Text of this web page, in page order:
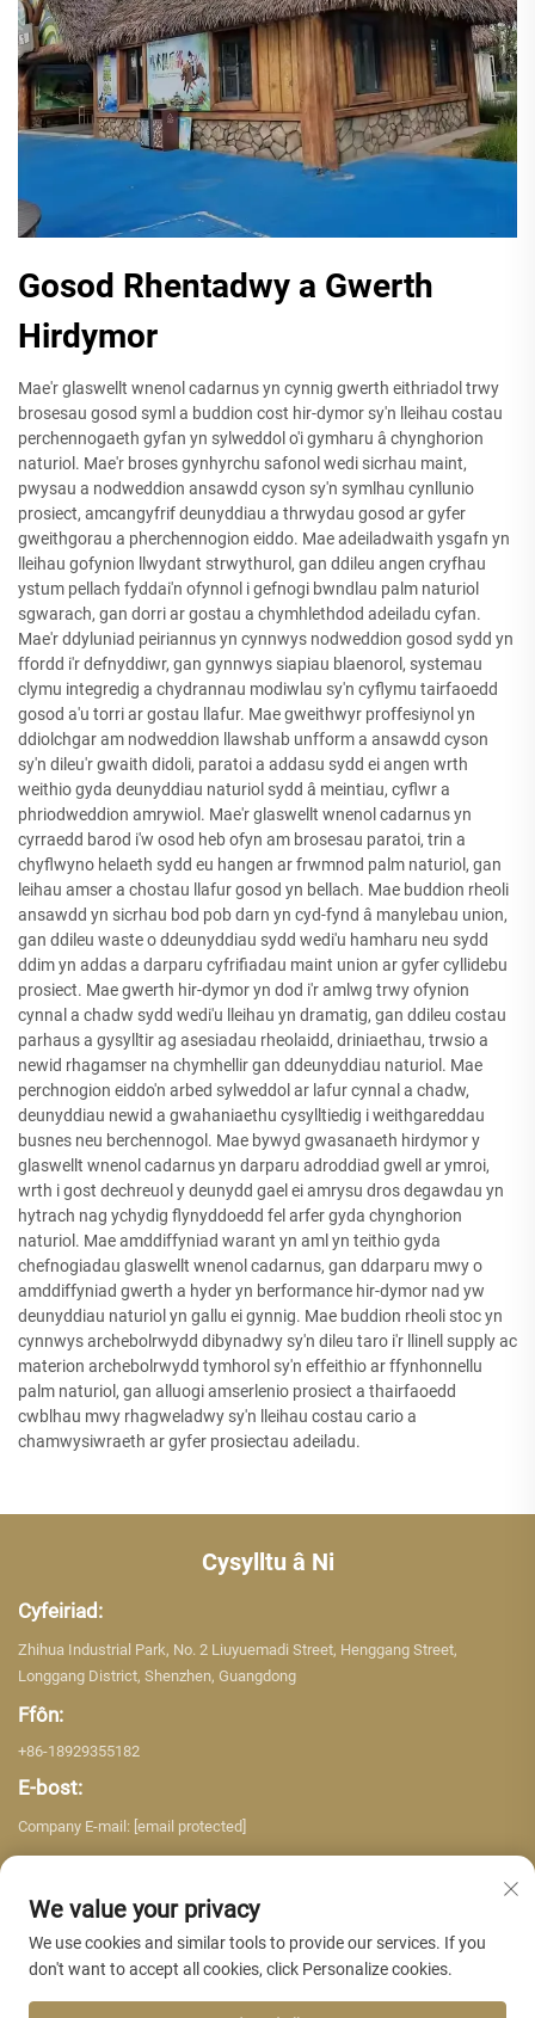
Gosod Rhentadwy a Gwerth
Hirdymor
Mae'r glaswellt wnenol cadarnus yn cynnig gwerth eithriadol trwy
brosesau gosod syml a buddion cost hir-dymor sy'n lleihau costau
perchennogaeth gyfan yn sylweddol o'i gymharu â chynghorion
naturiol. Mae'r broses gynhyrchu safonol wedi sicrhau maint,
pwysau a nodweddion ansawdd cyson sy'n symlhau cynllunio
prosiect, amcangyfrif deunyddiau a thrwydau gosod ar gyfer
gweithgorau a pherchennogion eiddo. Mae adeiladwaith ysgafn yn
lleihau gofynion llwydant strwythurol, gan ddileu angen cryfhau
ystum pellach fyddai'n ofynnol i gefnogi bwndlau palm naturiol
sgwarach, gan dorri ar gostau a chymhlethdod adeiladu cyfan.
Mae'r ddyluniad peiriannus yn cynnwys nodweddion gosod sydd yn
ffordd i'r defnyddiwr, gan gynnwys siapiau blaenorol, systemau
clymu integredig a chydrannau modiwlau sy'n cyflymu tairfaoedd
gosod a'u torri ar gostau llafur. Mae gweithwyr proffesiynol yn
ddiolchgar am nodweddion llawshab unfform a ansawdd cyson
sy'n dileu'r gwaith didoli, paratoi a addasu sydd ei angen wrth
weithio gyda deunyddiau naturiol sydd â meintiau, cyflwr a
phriodweddion amrywiol. Mae'r glaswellt wnenol cadarnus yn
cyrraedd barod i'w osod heb ofyn am brosesau paratoi, trin a
chyflwyno helaeth sydd eu hangen ar frwmnod palm naturiol, gan
leihau amser a chostau llafur gosod yn bellach. Mae buddion rheoli
ansawdd yn sicrhau bod pob darn yn cyd-fynd â manylebau union,
gan ddileu waste o ddeunyddiau sydd wedi'u hamharu neu sydd
ddim yn addas a darparu cyfrifiadau maint union ar gyfer cyllidebu
prosiect. Mae gwerth hir-dymor yn dod i'r amlwg trwy ofynion
cynnal a chadw sydd wedi'u lleihau yn dramatig, gan ddileu costau
parhaus a gysylltir ag asesiadau rheolaidd, driniaethau, trwsio a
newid rhagamser na chymhellir gan ddeunyddiau naturiol. Mae
perchnogion eiddo'n arbed sylweddol ar lafur cynnal a chadw,
deunyddiau newid a gwahaniaethu cysylltiedig i weithgareddau
busnes neu berchennogol. Mae bywyd gwasanaeth hirdymor y
glaswellt wnenol cadarnus yn darparu adroddiad gwell ar ymroi,
wrth i gost dechreuol y deunydd gael ei amrysu dros degawdau yn
hytrach nag ychydig flynyddoedd fel arfer gyda chynghorion
naturiol. Mae amddiffyniad warant yn aml yn teithio gyda
chefnogiadau glaswellt wnenol cadarnus, gan ddarparu mwy o
amddiffyniad gwerth a hyder yn berformance hir-dymor nad yw
deunyddiau naturiol yn gallu ei gynnig. Mae buddion rheoli stoc yn
cynnwys archebolrwydd dibynadwy sy'n dileu taro i'r llinell supply ac
materion archebolrwydd tymhorol sy'n effeithio ar ffynhonnellu
palm naturiol, gan alluogi amserlenio prosiect a thairfaoedd
cwblhau mwy rhagweladwy sy'n lleihau costau cario a
chamwysiwraeth ar gyfer prosiectau adeiladu.
Cysylltu â Ni
Cyfeiriad:
Zhihua Industrial Park, No. 2 Liuyuemadi Street, Henggang Street,
Longgang District, Shenzhen, Guangdong
Ffôn:
+86-18929355182
E-bost:
Company E-mail: [email protected]
hawl. -
We value your privacy
We use cookies and similar tools to provide our services. If you
don't want to accept all cookies, click Personalize cookies.